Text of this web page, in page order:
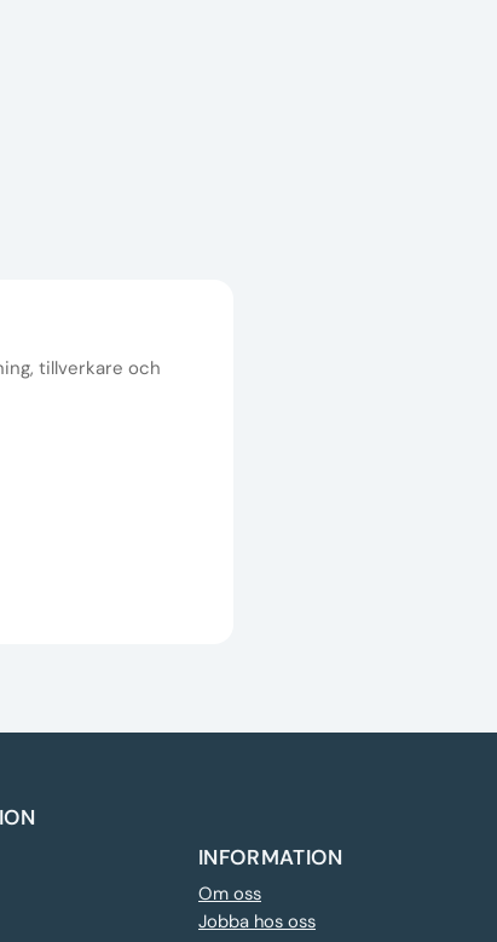
tillverkare och
INFORMATION
Om oss
Jobba hos oss